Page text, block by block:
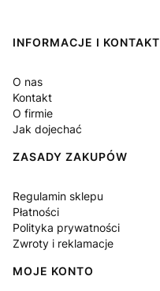
Linki w stopce
INFORMACJE I KONTAKT
O nas
Kontakt
O firmie
Jak dojechać
ZASADY ZAKUPÓW
Regulamin sklepu
Płatności
Polityka prywatności
Zwroty i reklamacje
MOJE KONTO